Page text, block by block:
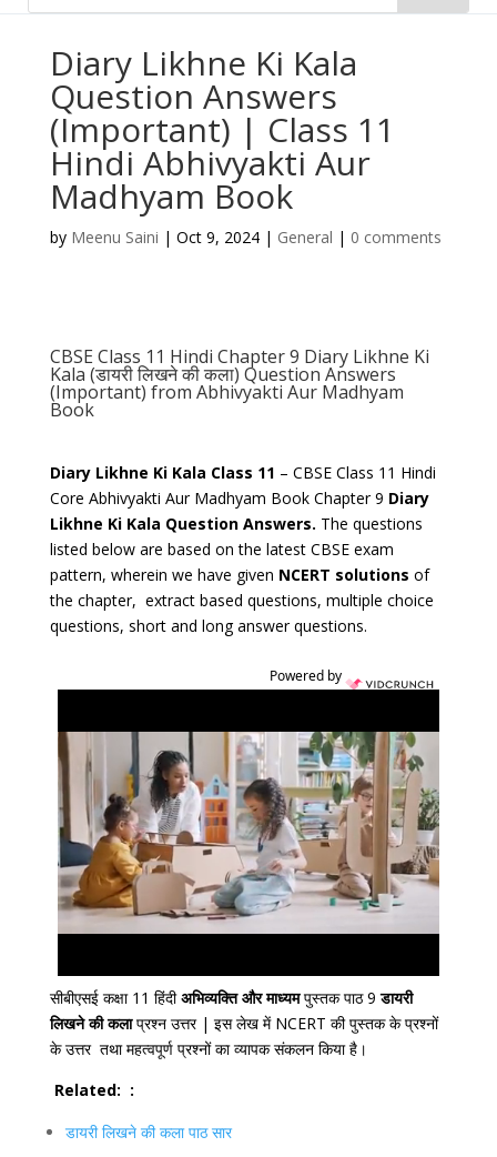
Diary Likhne Ki Kala
Question Answers
(Important) | Class 11
Hindi Abhivyakti Aur
Madhyam Book
by Meenu Saini | Oct 9, 2024| General | 0 comments
CBSE Class 11 Hindi Chapter 9 Diary Likhne Ki
Kala (डायरी लिखने की कला) Question Answers
(Important) from Abhivyakti Aur Madhyam
Book
Diary Likhne Ki Kala Class 11 – CBSE Class 11 Hindi
Core Abhivyakti Aur Madhyam Book Chapter 9 Diary
Likhne Ki Kala Question Answers. The questions
listed below are based on the latest CBSE exam
pattern, wherein we have given NCERT solutions of
the chapter, extract based questions, multiple choice
questions, short and long answer questions.
Powered by
सीबीएसई कक्षा 11 हिंदीअभिव्यक्ति और माध्यमपुस्तक पाठ 9डायरी
लिखने की कलाप्रश्न उत्तर | इस लेख में NCERT की पुस्तक के प्रश्नों
के उत्तर तथा महत्वपूर्ण प्रश्नों का व्यापक संकलन किया है।
Related: :
डायरी लिखने की कला पाठ सार